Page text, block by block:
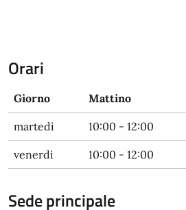
Orari
Giorno Mattino
martedi 10:00 - 12:00
venerdi 10:00 - 12:00
Sede principale